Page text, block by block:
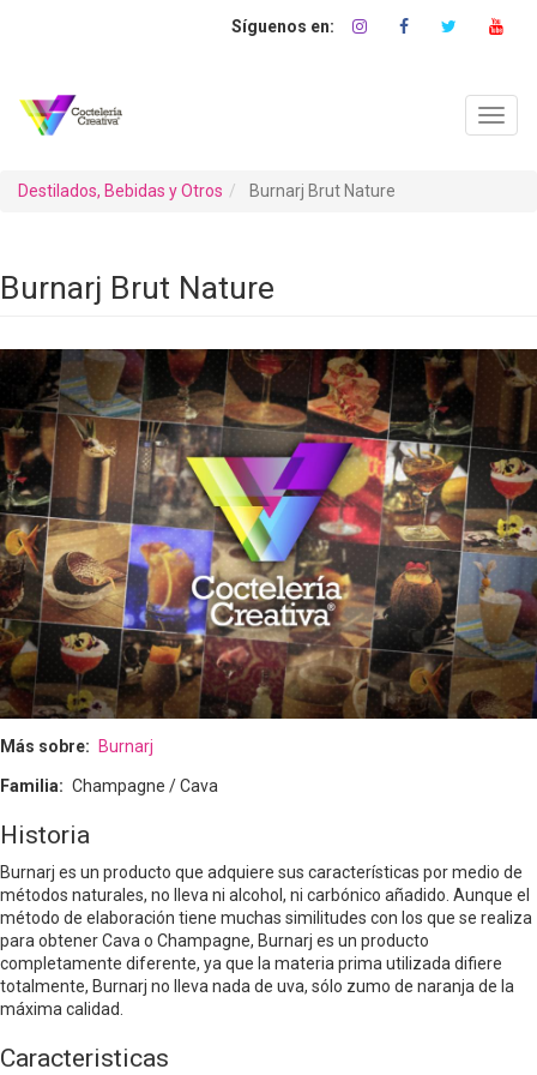
Destilados, Bebidas y Otros Burnarj Brut Nature
Burnarj Brut Nature
Más sobre Burnarj
Familia Champagne / Cava
Historia
Burnarj es un producto que adquiere sus características por medio de
métodos naturales, no lleva ni alcohol, ni carbónico añadido. Aunque el
método de elaboración tiene muchas similitudes con los que se realiza
para obtener Cava o Champagne, Burnarj es un producto
completamente diferente, ya que la materia prima utilizada difiere
totalmente, Burnarj no lleva nada de uva, sólo zumo de naranja de la
máxima calidad.
Caracteristicas